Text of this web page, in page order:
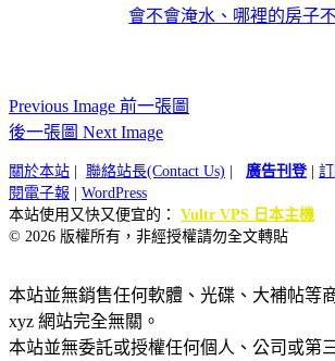
會不會淹水、哪裡的房子
Previous Image 前一張圖
後一張圖 Next Image
關於本站 聯絡站長(Contact Us) 廣告刊登|
閱電子報
WordPress
本站使用又快又便宜的： Vultr VPS 日本主機
© 2026 版權所有，非經授權請勿全文轉貼
本站並無銷售任何軟體、光碟、大補帖等
xyz 網站完全無關。
本站並無委託或授權任何個人、公司或第